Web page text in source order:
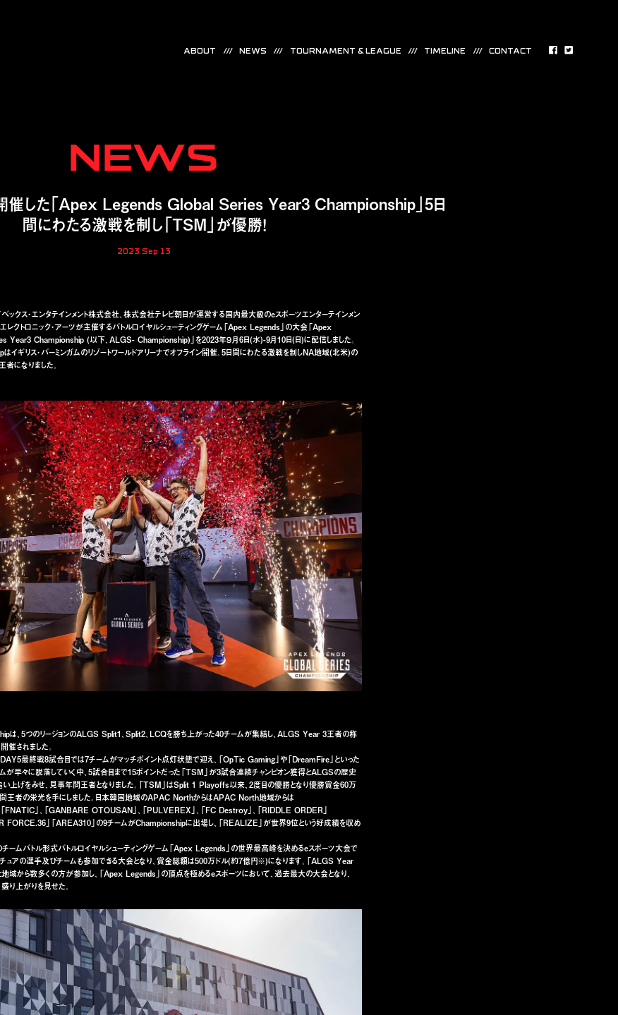
ABOUT NEWS TOURNAMENT & LEAGUE TIMELINE CONTACT
NEWS
開催した「Apex Legends Global Series Year3 Championship」5日
間にわたる激戦を制し「TSM」が優勝！
2023 Sep 13
ックス・エンタテインメント株式会社、株式会社テレビ朝日が運営する国内最大級のeスポーツエンターテインメン
エレクトロニック・アーツが主催するバトルロイヤルシューティングゲーム「Apex Legends」の大会「Apex
Year3 Championship (以下、ALGS- Championship)」を2023年９月6日(水)-9月10日(日)に配信しました。
ギリス・バーミンガムのリゾートワールドアリーナでオフライン開催。5日間にわたる激戦を制しNA地域(北米)の
になりました。
、5つのリージョンのALGS Split1、Split2、LCQを勝ち上がった40チームが集結し、ALGS Year 3王者の称
催されました。
最終戦8試合目では7チームがマッチポイント点灯状態で迎え、「OpTic Gaming」や「DreamFire」といった
が早々に脱落していく中、5試合目まで15ポイントだった「TSM」が3試合連続チャンピオン獲得とALGSの歴史
い上げをみせ、見事年間王者となりました。「TSM」はSplit 1 Playoffs以来、2度目の優勝となり優勝賞金60万
王者の栄光を手にしました。日本韓国地域のAPAC NorthからはAPAC North地域からは
FNATIC」、「GANBARE OTOUSAN」、「PULVEREX」、「FC Destroy」、「RIDDLE ORDER」
FORCE.36」「AREA310」の9チームがChampionshipに出場し、「REALIZE」が世界9位という好成績を収め
チームバトル形式バトルロイヤルシューティングゲーム「Apex Legends」の世界最高峰を決めるeスポーツ大会で
チュアの選手及びチームも参加できる大会となり、賞金総額は500万ドル(約7億円※)になります。「ALGS Year
域から数多くの方が参加し、「Apex Legends」の頂点を極めるeスポーツにおいて、過去最大の大会となり、
り上がりを見せた。